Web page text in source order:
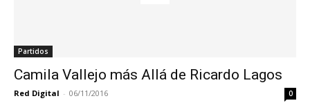
Partidos
Camila Vallejo más Allá de Ricardo Lagos
Red Digital - 06/11/2016 0